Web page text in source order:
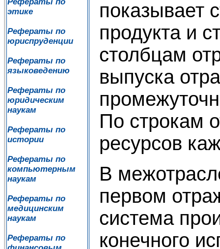
этике
Рефераты по
юриспруденции
Рефераты по
языковедению
Рефераты по
юридическим
наукам
Рефераты по
истории
Рефераты по
компьютерным
наукам
Рефераты по
медицинским
наукам
Рефераты по
показывает
продукта и
столбцам
выпуска
По строкам
ресурсов
В
первом
система
конечного